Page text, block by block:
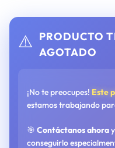
⚠️ PRODUCTO
AGOTADO
¡No te preocupes! Este
estamos trabajando
🎯 Contáctanos ahora
conseguirlo